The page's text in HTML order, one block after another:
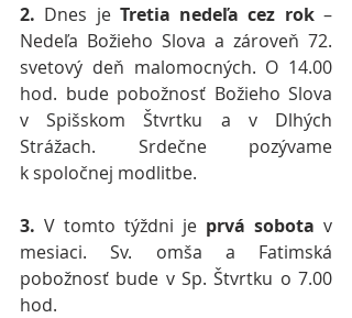
2. Dnes je Tretia nedeľa cez rok –
Nedeľa Božieho Slova a zároveň 72.
svetový deň malomocných. O 14.00
hod. bude pobožnosť Božieho Slova
v Spišskom Štvrtku a v Dlhých
Strážach. Srdečne pozývame
k spoločnej modlitbe.
3. V tomto týždni je prvá sobota v
mesiaci. Sv. omša a Fatimská
pobožnosť bude v Sp. Štvrtku o 7.00
hod.